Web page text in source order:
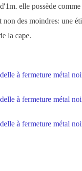
elle possède
des moindres: une
la cape.